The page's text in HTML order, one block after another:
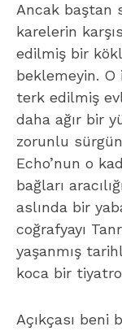
Ancak baştan
karelerin
edilmiş bir
beklemeyin. O
terk edilmiş
daha ağır bir
zorunlu
Echo’nun o
bağları
aslında bir
coğrafyayı
yaşanmış
koca bir
Açıkçası beni